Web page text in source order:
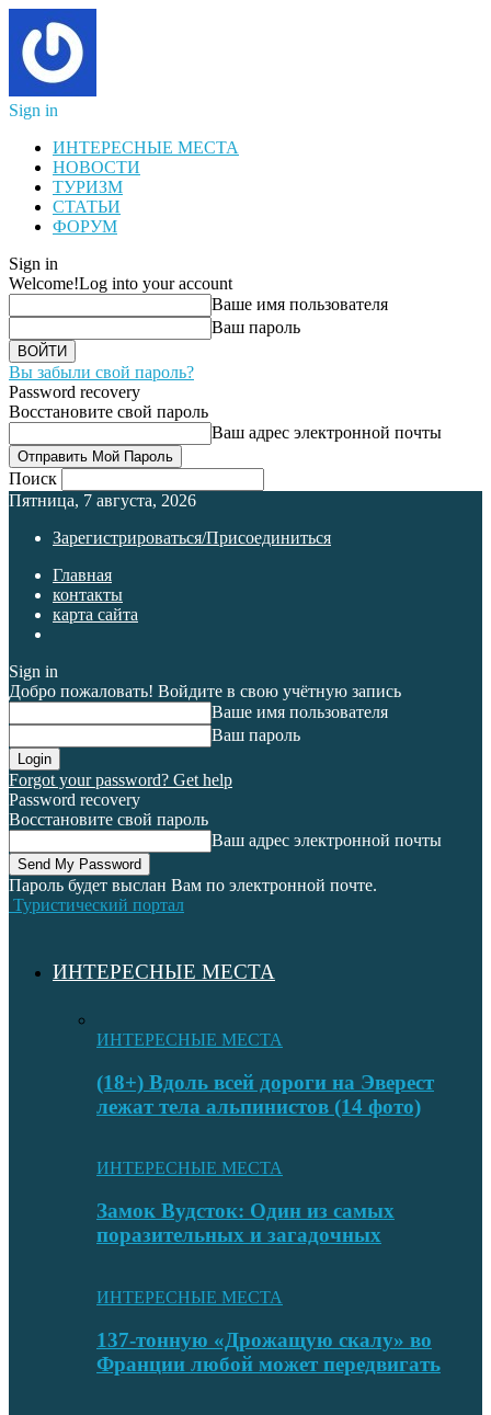
Sign in
ИНТЕРЕСНЫЕ МЕСТА
НОВОСТИ
ТУРИЗМ
СТАТЬИ
ФОРУМ
Sign in
Welcome!Log into your account
Ваше имя пользователя
Ваш пароль
Вы забыли свой пароль?
Password recovery
Восстановите свой пароль
Ваш адрес электронной почты
Поиск
Пятница, 7 августа, 2026
Зарегистрироваться/Присоединиться
Главная
контакты
карта сайта
Sign in
Добро пожаловать! Войдите в свою учётную запись
Ваше имя пользователя
Ваш пароль
Forgot your password? Get help
Password recovery
Восстановите свой пароль
Ваш адрес электронной почты
Пароль будет выслан Вам по электронной почте.
Туристический портал
ИНТЕРЕСНЫЕ МЕСТА
ИНТЕРЕСНЫЕ МЕСТА
(18+) Вдоль всей дороги на Эверест
лежат тела альпинистов (14 фото)
ИНТЕРЕСНЫЕ МЕСТА
Замок Вудсток: Один из самых
поразительных и загадочных
ИНТЕРЕСНЫЕ МЕСТА
137-тонную «Дрожащую скалу» во
Франции любой может передвигать